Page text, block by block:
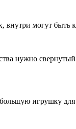
могут быть
нужно
игрушку для